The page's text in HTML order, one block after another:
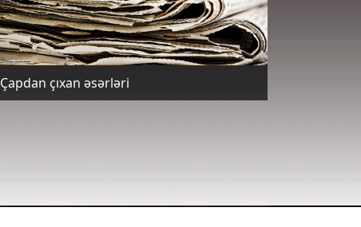
Çapdan çıxan əsərləri